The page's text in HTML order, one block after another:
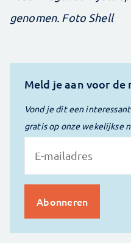
genomen. Foto Shell
Meld je aan voor de
Vond je dit een
gratis op onze wekelijkse